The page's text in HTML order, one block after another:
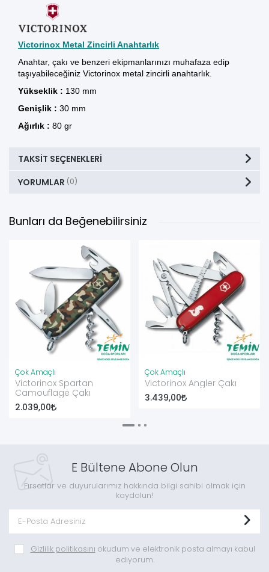
Victorinox Metal Zincirli Anahtarlık
Anahtar, çakı ve benzeri ekipmanlarınızı muhafaza edip
taşıyabileceğiniz Victorinox metal zincirli anahtarlık.
Yükseklik : 130 mm
Genişlik : 30 mm
Ağırlık : 80 gr
TAKSIT SEÇENEKLERI
YORUMLAR (0)
Bunları da Beğenebilirsiniz
Çok Amaçlı
Victorinox Spartan
Camouflage Çakı
2.039,00
Çok Amaçlı
Victorinox Angler Çakı
3.439,00
E Bültene Abone Olun
Fırsatlar ve duyurularımız hakkında bilgi sahibi olmak için
kaydolun!
Gizlilik politikasını okudum ve elektronik posta almayı kabul
ediyorum.